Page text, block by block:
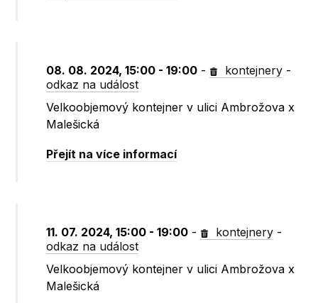
08. 08. 2024, 15:00 - 19:00 - kontejnery -
odkaz na událost
Velkoobjemový kontejner v ulici Ambrožova x
Malešická
Přejít na více informací
11. 07. 2024, 15:00 - 19:00 - kontejnery -
odkaz na událost
Velkoobjemový kontejner v ulici Ambrožova x
Malešická